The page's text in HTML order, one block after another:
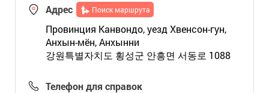
Адрес Поиск маршрута
Провинция Канвондо, уезд Хвенсон-гун,
Анхын-мён, Анхынни
강원특별자치도 횡성군 안흥면 서동로 1088
Телефон для справок